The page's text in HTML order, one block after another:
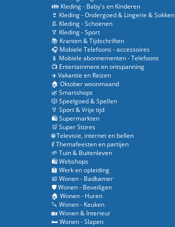
👪 Kleding - Baby's en Kinderen
👙 Kleding - Ondergoed & Lingerie & Sokken
👢 Kleding - Schoenen
🏅 Kleding - Sport
📚 Kranten & Tijdschriften
🎧 Mobiele Telefoons - accessoires
📱 Mobiele abonnementen - Telefoons
📺 Entertainment en ontspanning
✈️ Vakantie en Reizen
🏠 Oktober woonmaand
🌿 Smartshops
🎲 Speelgoed & Spellen
🏅 Sport & Vrije tijd
🛍️ Supermarkten
🛒 Super Stores
🌐 Televisie, internet en bellen
💃 Themafeesten en partijen
🌱 Tuin & Buitenleven
🛍️ Webshops
🏫 Werk en opleiding
🛀 Wonen - Badkamer
🛡️ Wonen - Beveiligen
🏠 Wonen - Huren
🔪 Wonen - Keuken
🏡 Wonen & Interieur
🛏️ Wonen - Slapen